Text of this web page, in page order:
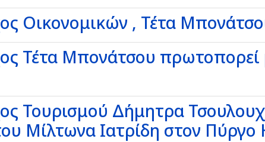
Οικονομικών , Τέτα
Τέτα Μπονάτσου
Τουρισμού Δήμητρα
Μίλτωνα Ιατρίδη στον Πύργο